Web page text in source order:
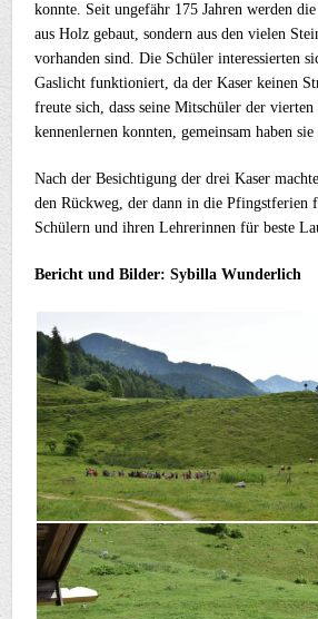
konnte. Seit ungefähr 175 Jahren werden
aus Holz gebaut, sondern aus den vielen
vorhanden sind. Die Schüler interessierten
Gaslicht funktioniert, da der Kaser keinen
freute sich, dass seine Mitschüler der vierten
kennenlernen konnten, gemeinsam haben
Nach der Besichtigung der drei Kaser
den Rückweg, der dann in die Pfingstferien
Schülern und ihren Lehrerinnen für beste
Bericht und Bilder: Sybilla Wunderlich